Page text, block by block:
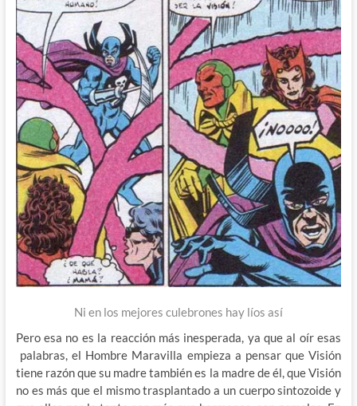
Ni en los mejores culebrones hay líos así
Pero esa no es la reacción más inesperada, ya que al oír esas
palabras, el Hombre Maravilla empieza a pensar que Visión
tiene razón que su madre también es la madre de él, que Visión
no es más que el mismo trasplantado a un cuerpo sintozoide y